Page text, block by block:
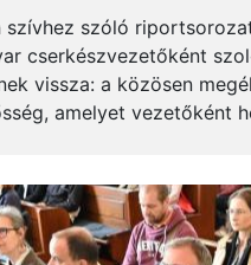
szívhez szóló
cserkészvezetőként
vissza: a közösen
amelyet vezetőként